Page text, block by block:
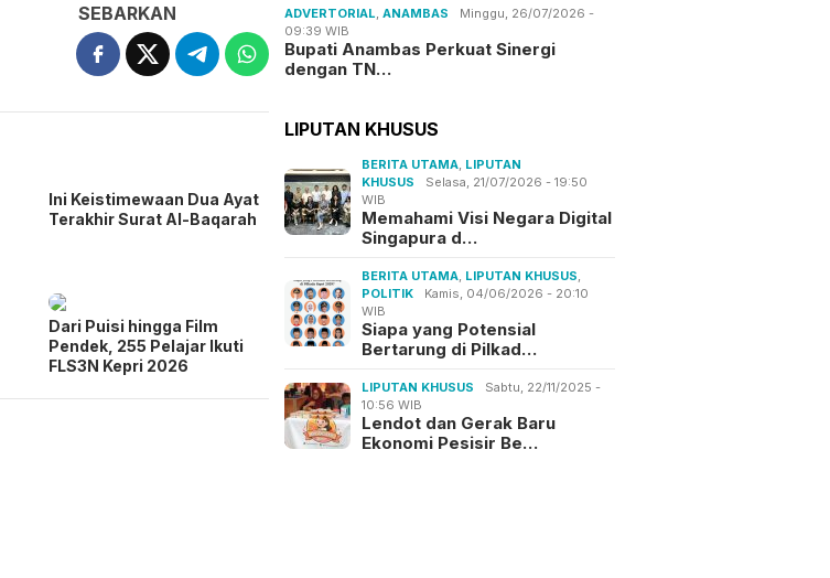
SEBARKAN
Ini Keistimewaan Dua Ayat
Terakhir Surat Al-Baqarah
Dari Puisi hingga Film
Pendek, 255 Pelajar Ikuti
FLS3N Kepri 2026
ADVERTORIAL,ANAMBAS
Minggu, 26/07/2026 -
09:39 WIB
Bupati Anambas Perkuat Sinergi
dengan TN…
LIPUTAN KHUSUS
BERITA UTAMA, LIPUTAN
KHUSUS
Selasa, 21/07/2026 - 19:50
WIB
Memahami Visi Negara Digital
Singapura d…
BERITA UTAMA, LIPUTAN KHUSUS,
POLITIK
Kamis, 04/06/2026 - 20:10
WIB
Siapa yang Potensial
Bertarung di Pilkad…
LIPUTAN KHUSUS
Sabtu, 22/11/2025 -
10:56 WIB
Lendot dan Gerak Baru
Ekonomi Pesisir Be…